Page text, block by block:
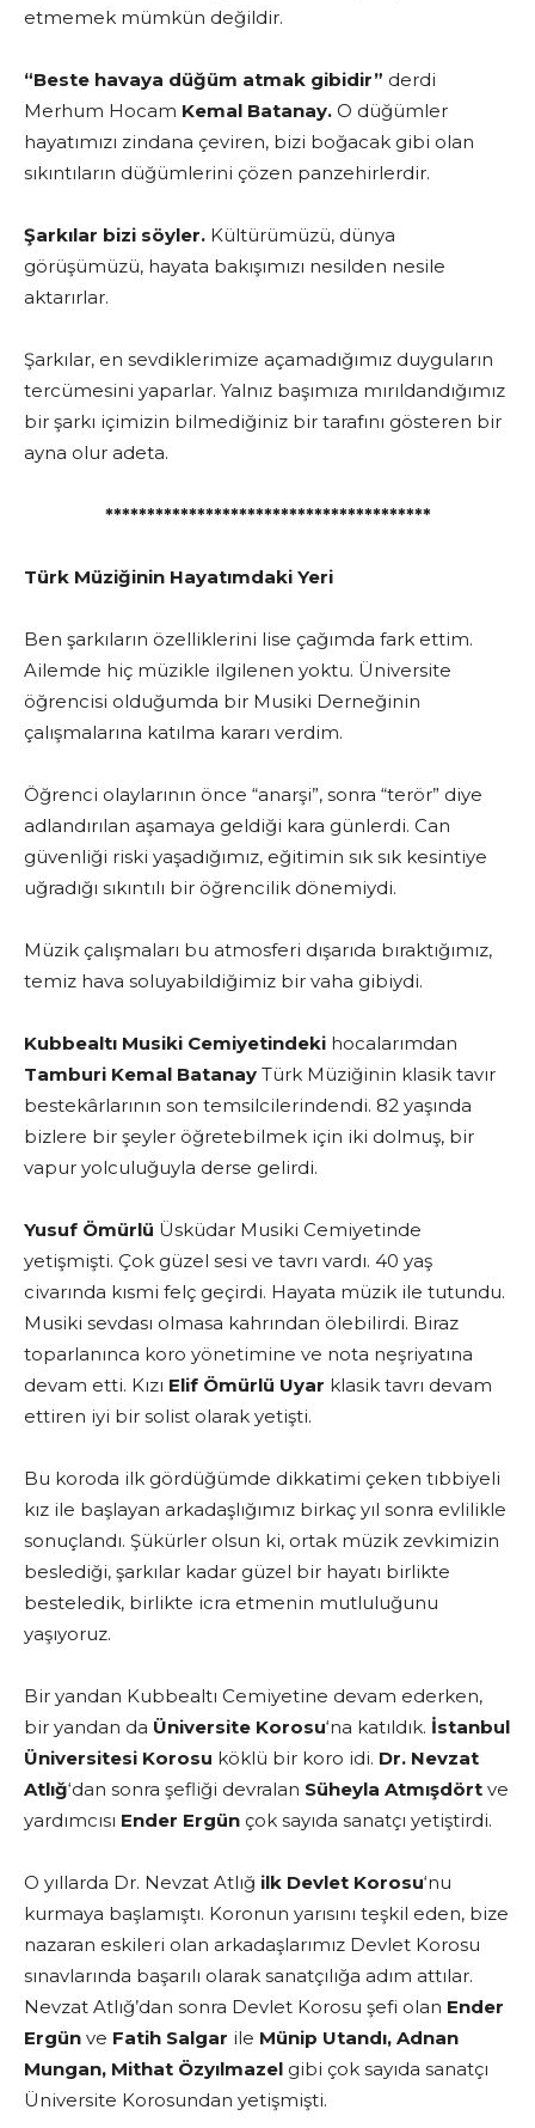
etmemek mümkün değildir.
“Beste havaya düğüm atmak gibidir” derdi
Merhum Hocam Kemal Batanay. O düğümler
hayatımızı zindana çeviren, bizi boğacak gibi olan
sıkıntıların düğümlerini çözen panzehirlerdir.
Şarkılar bizi söyler. Kültürümüzü, dünya
görüşümüzü, hayata bakışımızı nesilden nesile
aktarırlar.
Şarkılar, en sevdiklerimize açamadığımız duyguların
tercümesini yaparlar. Yalnız başımıza mırıldandığımız
bir şarkı içimizin bilmediğiniz bir tarafını gösteren bir
ayna olur adeta.
***************************************
Türk Müziğinin Hayatımdaki Yeri
Ben şarkıların özelliklerini lise çağımda fark ettim.
Ailemde hiç müzikle ilgilenen yoktu. Üniversite
öğrencisi olduğumda bir Musiki Derneğinin
çalışmalarına katılma kararı verdim.
Öğrenci olaylarının önce “anarşi”, sonra “terör” diye
adlandırılan aşamaya geldiği kara günlerdi. Can
güvenliği riski yaşadığımız, eğitimin sık sık kesintiye
uğradığı sıkıntılı bir öğrencilik dönemiydi.
Müzik çalışmaları bu atmosferi dışarıda bıraktığımız,
temiz hava soluyabildiğimiz bir vaha gibiydi.
Kubbealtı Musiki Cemiyetindeki hocalarımdan
Tamburi Kemal Batanay Türk Müziğinin klasik tavır
bestekârlarının son temsilcilerindendi. 82 yaşında
bizlere bir şeyler öğretebilmek için iki dolmuş, bir
vapur yolculuğuyla derse gelirdi.
Yusuf Ömürlü Üsküdar Musiki Cemiyetinde
yetişmişti. Çok güzel sesi ve tavrı vardı. 40 yaş
civarında kısmi felç geçirdi. Hayata müzik ile tutundu.
Musiki sevdası olmasa kahrından ölebilirdi. Biraz
toparlanınca koro yönetimine ve nota neşriyatına
devam etti. Kızı Elif Ömürlü Uyar klasik tavrı devam
ettiren iyi bir solist olarak yetişti.
Bu koroda ilk gördüğümde dikkatimi çeken tıbbiyeli
kız ile başlayan arkadaşlığımız birkaç yıl sonra evlilikle
sonuçlandı. Şükürler olsun ki, ortak müzik zevkimizin
beslediği, şarkılar kadar güzel bir hayatı birlikte
besteledik, birlikte icra etmenin mutluluğunu
yaşıyoruz.
Bir yandan Kubbealtı Cemiyetine devam ederken,
bir yandan da Üniversite Korosu‘na katıldık. İstanbul
Üniversitesi Korosu köklü bir koro idi. Dr. Nevzat
Atlığ‘dan sonra şefliği devralan Süheyla Atmışdört ve
yardımcısı Ender Ergün çok sayıda sanatçı yetiştirdi.
O yıllarda Dr. Nevzat Atlığ ilk Devlet Korosu‘nu
kurmaya başlamıştı. Koronun yarısını teşkil eden, bize
nazaran eskileri olan arkadaşlarımız Devlet Korosu
sınavlarında başarılı olarak sanatçılığa adım attılar.
Nevzat Atlığ’dan sonra Devlet Korosu şefi olan Ender
Ergün ve Fatih Salgar ile Münip Utandı, Adnan
Mungan, Mithat Özyılmazel gibi çok sayıda sanatçı
Üniversite Korosundan yetişmişti.